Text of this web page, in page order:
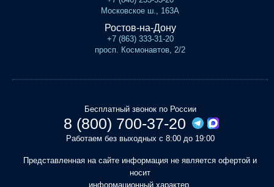
Московское ш., 163А
Ростов-на-Дону
+7 (863) 333-31-20
просп. Космонавтов, 2/2
Бесплатный звонок по России
8 (800) 700-37-20
Работаем без выходных с 8:00 до 19:00
Представленная на сайте информация не является офертой и
носит
информационный характер.